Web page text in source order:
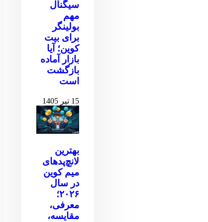
سیگنال
مهم
بولینگر
برای بیت
کوین‌‌؛ آیا
بازار آماده
بازگشت
است
15 تیر 1405
بهترین
لانچ‌پدهای
میم کوین
در سال
۲۰۲۶؛
معرفی،
مقایسه،